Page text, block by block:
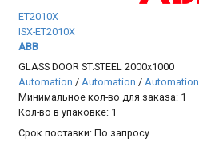
ET2010X
ISX-ET2010X
ABB
GLASS DOOR ST.STEEL 2000x1000
Automation /Automation /Automation
Минимальное кол-во для заказа: 1
Кол-во в упаковке: 1
Срок поставки:По запросу